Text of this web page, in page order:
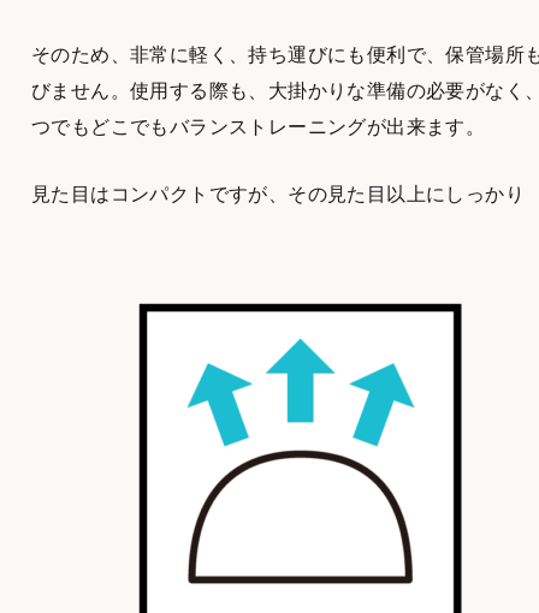
そのため、非常に軽く、持ち運びにも便利で、保管場所
びません。使用する際も、大掛かりな準備の必要がなく
つでもどこでもバランストレーニングが出来ます。
見た目はコンパクトですが、その見た目以上にしっかり